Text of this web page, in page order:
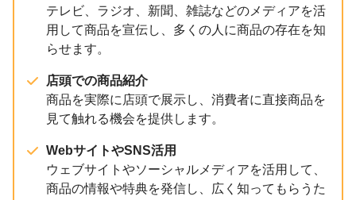
テレビ、ラジオ、新聞、雑誌などのメディアを活
用して商品を宣伝し、多くの人に商品の存在を知
らせます。
店頭での商品紹介
商品を実際に店頭で展示し、消費者に直接商品を
見て触れる機会を提供します。
WebサイトやSNS活用
ウェブサイトやソーシャルメディアを活用して、
商品の情報や特典を発信し、広く知ってもらうた